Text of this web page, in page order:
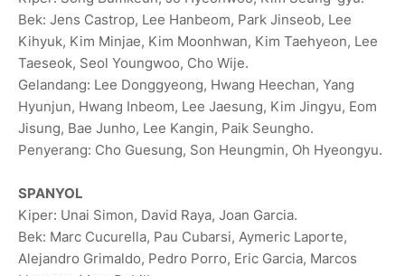
Bek: Jens Castrop, Lee Hanbeom, Park Jinseob, Lee
Kihyuk, Kim Minjae, Kim Moonhwan, Kim Taehyeon, Lee
Taeseok, Seol Youngwoo, Cho Wije.
Gelandang: Lee Donggyeong, Hwang Heechan, Yang
Hyunjun, Hwang Inbeom, Lee Jaesung, Kim Jingyu, Eom
Jisung, Bae Junho, Lee Kangin, Paik Seungho.
Penyerang: Cho Guesung, Son Heungmin, Oh Hyeongyu.
SPANYOL
Kiper: Unai Simon, David Raya, Joan Garcia.
Bek: Marc Cucurella, Pau Cubarsi, Aymeric Laporte,
Alejandro Grimaldo, Pedro Porro, ‌Eric ‌Garcia, Marcos